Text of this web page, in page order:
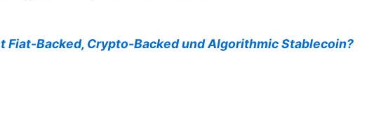
Fiat-Backed, Crypto-Backed und Algorithmic Stablecoin?